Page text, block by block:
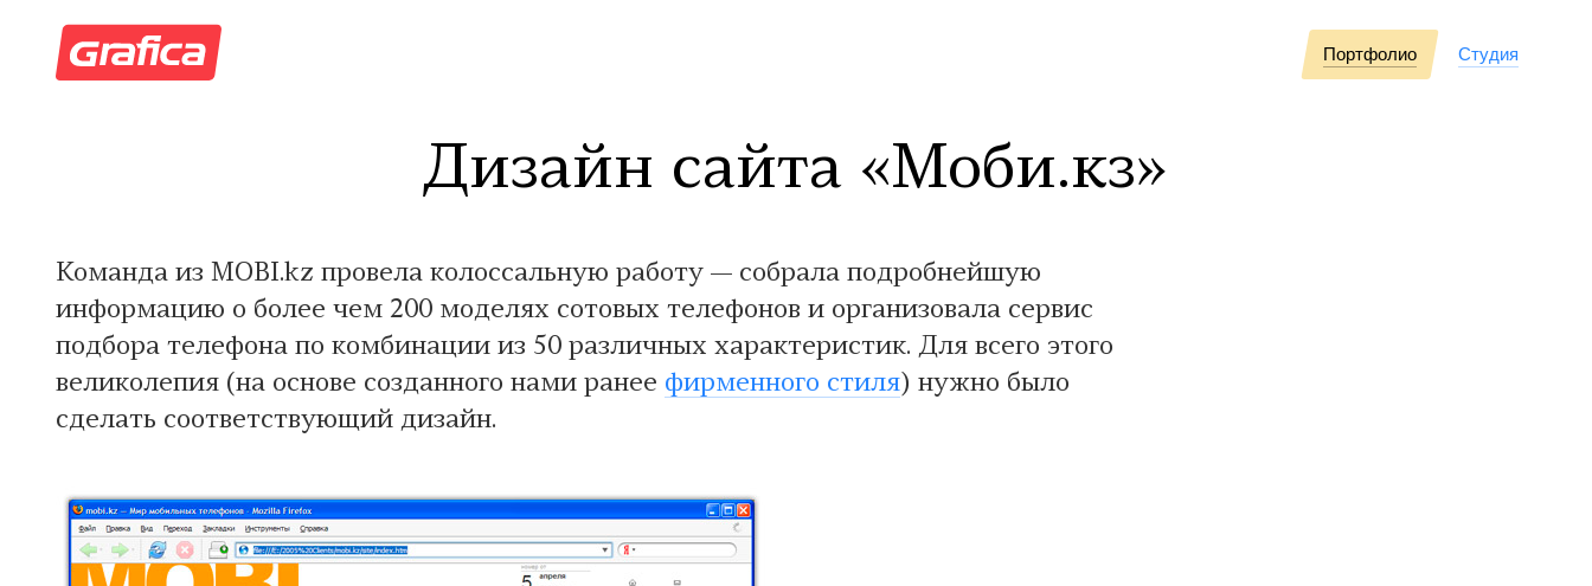
Портфолио Студия
Дизайн сайта «Моби.кз»
Команда из MOBI.kz провела колоссальную работу — собрала подробнейшую
информацию о более чем 200 моделях сотовых телефонов и организовала сервис
подбора телефона по комбинации из 50 различных характеристик. Для всего этого
великолепия (на основе созданного нами ранее фирменного стиля) нужно было
сделать соответствующий дизайн.